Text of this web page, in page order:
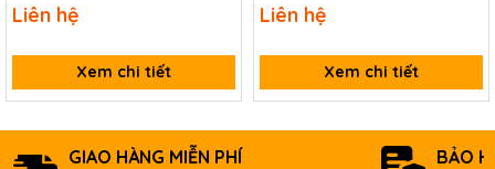
Liên hệ
Xem chi tiết
Liên hệ
Xem chi tiết
GIAO HÀNG MIỄN PHÍ BẢO